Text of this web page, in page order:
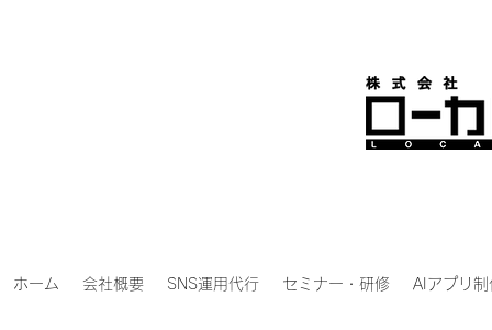
ホーム 会社概要 SNS運用代行 セミナー・研修 AIアプリ制